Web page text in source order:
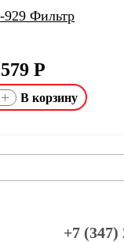
Фильтр
579 Р
+
+7 (347)